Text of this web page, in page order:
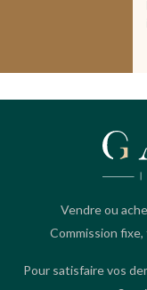
Vendre ou
Commission
Pour satisfaire vos